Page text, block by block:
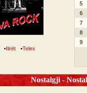
•Ilirët •Telex
5
6
7
8
9
Nostalgji -